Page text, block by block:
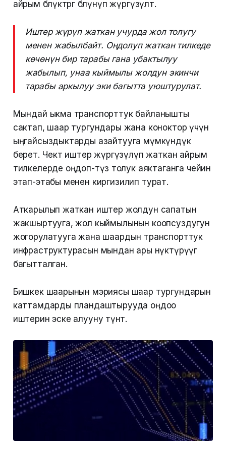
айрым бөлүктөргө бөлүнүп жүргүзүлөт.
Иштер жүрүп жаткан учурда жол толугу
менен жабылбайт. Оңдолуп жаткан тилкеде
көчөнүн бир тарабы гана убактылуу
жабылып, унаа кыймылы жолдун экинчи
тарабы аркылуу эки багытта уюштурулат.
Мындай ыкма транспорттук байланышты
сактап, шаар тургундары жана коноктор үчүн
ыңгайсыздыктарды азайтууга мүмкүндүк
берет. Чектөө иштер жүргүзүлүп жаткан айрым
тилкелерде оңдоп-түзөө толук аяктаганга чейин
этап-этабы менен киргизилип турат.
Аткарылып жаткан иштер жолдун сапатын
жакшыртууга, жол кыймылынын коопсуздугун
жогорулатууга жана шаардын транспорттук
инфраструктурасын мындан ары өнүктүрүүгө
багытталган.
Бишкек шаарынын мэриясы шаар тургундарын
каттамдарды пландаштырууда оңдоо
иштерин эске алууну өтүнөт.